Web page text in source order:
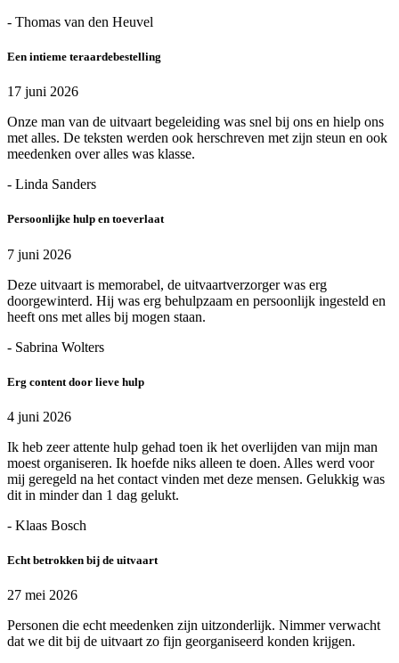
- Thomas van den Heuvel
Een intieme teraardebestelling
17 juni 2026
Onze man van de uitvaart begeleiding was snel bij ons en hielp ons
met alles. De teksten werden ook herschreven met zijn steun en ook
meedenken over alles was klasse.
- Linda Sanders
Persoonlijke hulp en toeverlaat
7 juni 2026
Deze uitvaart is memorabel, de uitvaartverzorger was erg
doorgewinterd. Hij was erg behulpzaam en persoonlijk ingesteld en
heeft ons met alles bij mogen staan.
- Sabrina Wolters
Erg content door lieve hulp
4 juni 2026
Ik heb zeer attente hulp gehad toen ik het overlijden van mijn man
moest organiseren. Ik hoefde niks alleen te doen. Alles werd voor
mij geregeld na het contact vinden met deze mensen. Gelukkig was
dit in minder dan 1 dag gelukt.
- Klaas Bosch
Echt betrokken bij de uitvaart
27 mei 2026
Personen die echt meedenken zijn uitzonderlijk. Nimmer verwacht
dat we dit bij de uitvaart zo fijn georganiseerd konden krijgen.